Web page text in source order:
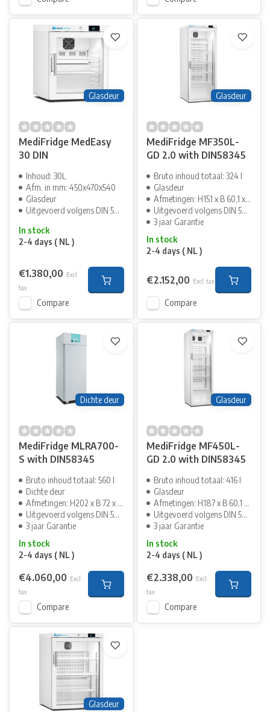
Glasdeur
MediFridge MedEasy
30 DIN
Inhoud: 30L
Afm. in mm: 450x470x540
Glasdeur
Uitgevoerd volgens DIN 58345
In stock
2-4 days ( NL )
€1.380,00 Excl.
tax
Compare
Glasdeur
MediFridge MF350L-
GD 2.0 with DIN58345
Bruto inhoud totaal: 324 l
Glasdeur
Afmetingen: H151 x B 60,1 x D70cm
Uitgevoerd volgens DIN 58345
3 jaar Garantie
In stock
2-4 days ( NL )
€2.152,00 Excl. tax
Compare
Dichte deur
MediFridge MLRA700-
S with DIN58345
Bruto inhoud totaal: 560 l
Dichte deur
Afmetingen: H202 x B 72 x D84cm
Uitgevoerd volgens DIN 58345
3 jaar Garantie
In stock
2-4 days ( NL )
€4.060,00 Excl.
tax
Compare
Glasdeur
MediFridge MF450L-
GD 2.0 with DIN58345
Bruto inhoud totaal: 416 l
Glasdeur
Afmetingen: H187 x B 60,1 x D70cm
Uitgevoerd volgens DIN 58345
3 jaar Garantie
In stock
2-4 days ( NL )
€2.338,00 Excl.
tax
Compare
Glasdeur